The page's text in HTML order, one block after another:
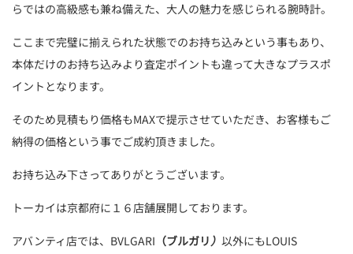
らではの高級感も兼ね備えた、大人の魅力を感じられる腕時計。
ここまで完璧に揃えられた状態でのお持ち込みという事もあり、
本体だけのお持ち込みより査定ポイントも違って大きなプラスポ
イントとなります。
そのため見積もり価格もMAXで提示させていただき、お客様もご
納得の価格という事でご成約頂きました。
お持ち込み下さってありがとうございます。
トーカイは京都府に１６店舗展開しております。
アバンティ店では、BVLGARI （ブルガリ） 以外にもLOUIS